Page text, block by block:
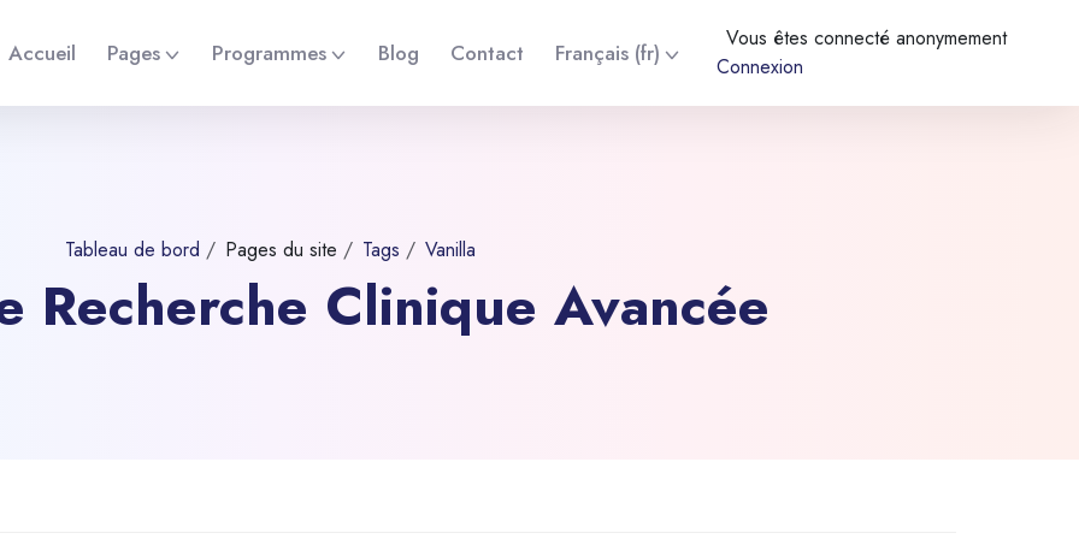
Accueil Pages Programmes Blog Contact Français ‎(fr)‎
Vous êtes connecté anonymement
Connexion
Tableau de bord Pages du site Tags Vanilla
Recherche Clinique Avancée